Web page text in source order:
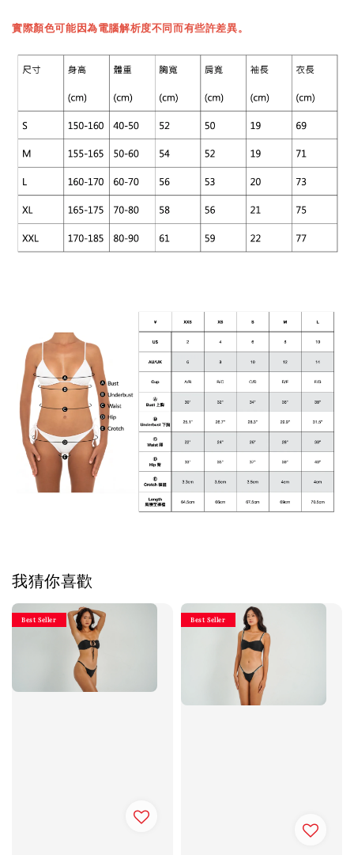
實際顏色可能因為電腦解析度不同而有些許差異。
我猜你喜歡
Best Seller Best Seller